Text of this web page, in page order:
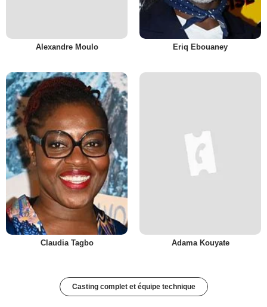
Alexandre Moulo Eriq Ebouaney
Claudia Tagbo Adama Kouyate
Casting complet et équipe technique